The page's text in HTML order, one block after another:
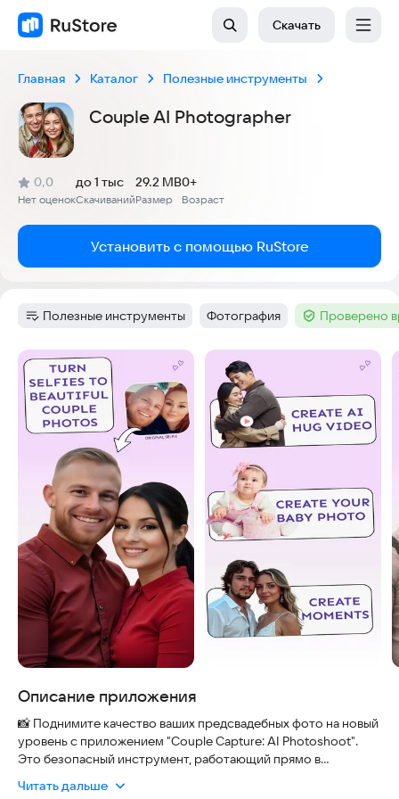
Скачать
Главная Каталог Полезные инструменты
Couple AI Photographer
Рейтинг:
0,0
(
Нет оценок
)
Скачиваний
до 1 тыс
Размер
29.2 MB
Возраст
0+
Установить с помощью RuStore
Категория:
Полезные инструменты Тег:
Фотография Тег :Проверено
Скриншоты
Описание приложения
📸 Поднимите качество ваших предсвадебных фото на новый
уровень с приложением "Couple Capture: AI Photoshoot".
Это безопасный инструмент, работающий прямо в
гарантирует конфиденциальность ваших снимков.
Читать дальше